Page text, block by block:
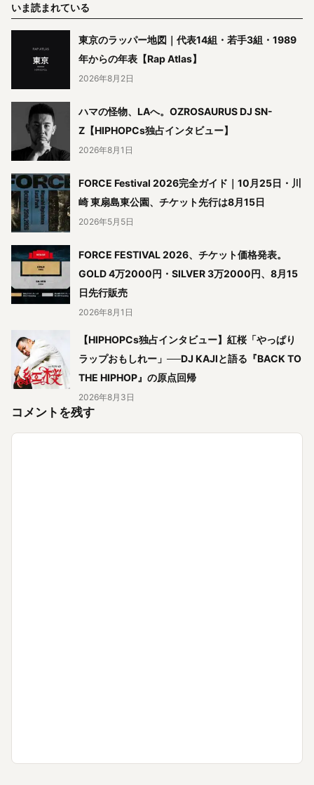
いま読まれている
東京のラッパー地図｜代表14組・若手3組・1989
年からの年表【Rap Atlas】
2026年8月2日
ハマの怪物、LAへ。OZROSAURUS DJ SN-
Z【HIPHOPCs独占インタビュー】
2026年8月1日
FORCE Festival 2026完全ガイド｜10月25日・川
崎 東扇島東公園、チケット先行は8月15日
2026年5月5日
FORCE FESTIVAL 2026、チケット価格発表。
GOLD 4万2000円・SILVER 3万2000円、8月15
日先行販売
2026年8月1日
【HIPHOPCs独占インタビュー】紅桜「やっぱり
ラップおもしれー」──DJ KAJIと語る『BACK TO
THE HIPHOP』の原点回帰
2026年8月3日
コメントを残す